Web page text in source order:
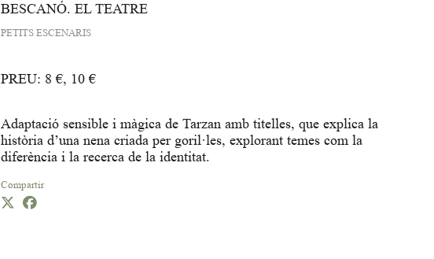
BESCANÓ. EL TEATRE
PETITS ESCENARIS
PREU: 8 €, 10 €
Adaptació sensible i màgica de Tarzan amb titelles, que explica la
història d’una nena criada per goril·les, explorant temes com la
diferència i la recerca de la identitat.
Compartir